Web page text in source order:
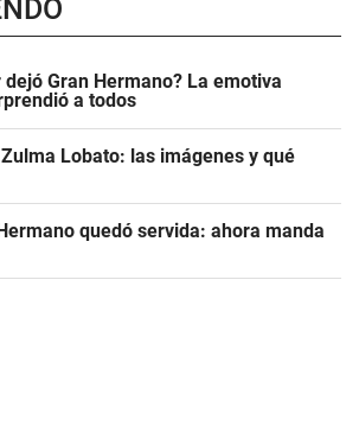
Gran Hermano? La emotiva
a todos
Lobato: las imágenes y qué
quedó servida: ahora manda